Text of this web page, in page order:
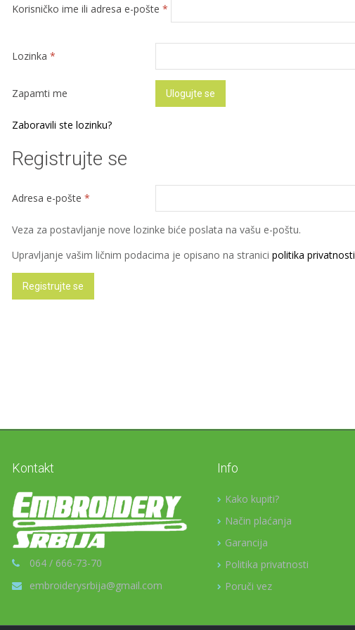
Korisničko ime ili adresa e-pošte *Obavezno
Lozinka *Obavezno
Zapamti me Ulogujte se
Zaboravili ste lozinku?
Registrujte se
Adresa e-pošte *Obavezno
Veza za postavljanje nove lozinke biće poslata na vašu e-poštu.
Upravljanje vašim ličnim podacima je opisano na stranici politika privatnosti
Registrujte se
Kontakt
064 / 666-73-70
embroiderysrbija@gmail.com
Info
Kako kupiti?
Način plaćanja
Garancija
Politika privatnosti
Poruči vez